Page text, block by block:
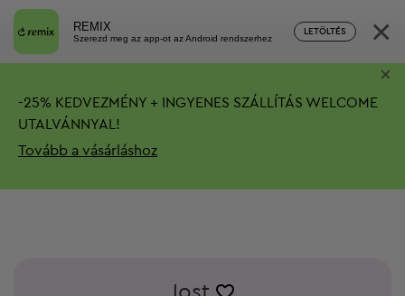
REMIX
Szerezd meg az app-ot az Android rendszerhez
LETÖLTÉS ×
-25% KEDVEZMÉNY + INGYENES SZÁLLÍTÁS WELCOME
UTALVÁNNYAL!
Tovább a vásárláshoz
×